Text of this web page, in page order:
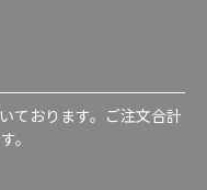
ております。ご注文合計
。